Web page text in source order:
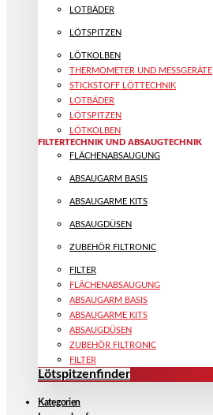
LOTBÄDER
LÖTSPITZEN
LÖTKOLBEN
THERMOMETER UND MESSGERÄTE
STICKSTOFF LÖTTECHNIK
LOTBÄDER
LÖTSPITZEN
LÖTKOLBEN
FILTERTECHNIK UND ABSAUGTECHNIK
FLÄCHENABSAUGUNG
ABSAUGARM BASIS
ABSAUGARME KITS
ABSAUGDÜSEN
ZUBEHÖR FILTRONIC
FILTER
FLÄCHENABSAUGUNG
ABSAUGARM BASIS
ABSAUGARME KITS
ABSAUGDÜSEN
ZUBEHÖR FILTRONIC
FILTER
Lötspitzenfinder
Kategorien